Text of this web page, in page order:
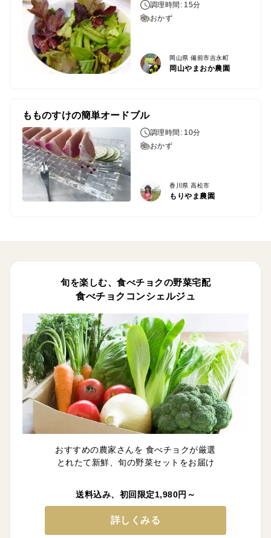
調理時間: 15分
おかず
岡山県 備前市吉永町
岡山やまおか農園
もものすけの簡単オードブル
調理時間: 10分
おかず
香川県 高松市
もりやま農園
旬を楽しむ、食べチョクの野菜宅配
食べチョクコンシェルジュ
おすすめの農家さんを 食べチョクが厳選
とれたて新鮮、旬の野菜セットをお届け
送料込み、初回限定1,980円～
詳しくみる